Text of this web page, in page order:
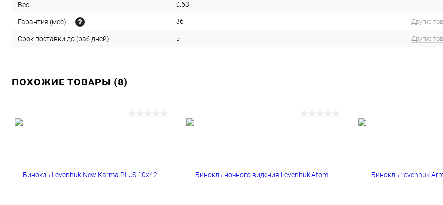
Вес: 0.63
Гарантия (мес) 36 Другие
Срок поставки до (раб.дней) 5 Другие
ПОХОЖИЕ ТОВАРЫ (8)